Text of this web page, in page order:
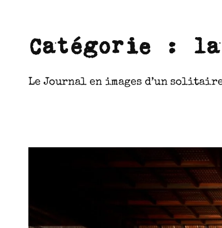
Catégorie :
Le Journal en images d’un